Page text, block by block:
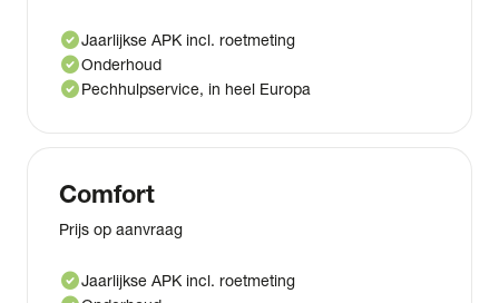
check_circleJaarlijkse APK incl. roetmeting
check_circleOnderhoud
check_circlePechhulpservice, in heel Europa
Comfort
Prijs op aanvraag
check_circleJaarlijkse APK incl. roetmeting